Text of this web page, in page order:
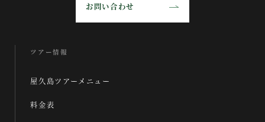
お問い合わせ
ツアー情報
屋久島ツアーメニュー
料金表